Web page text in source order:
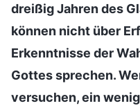
dreißig Jahren des
können nicht über
Erkenntnisse der
Gottes sprechen.
versuchen, ein